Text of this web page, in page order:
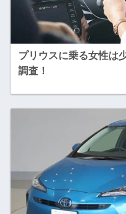
プリウスに乗る女性は
調査！